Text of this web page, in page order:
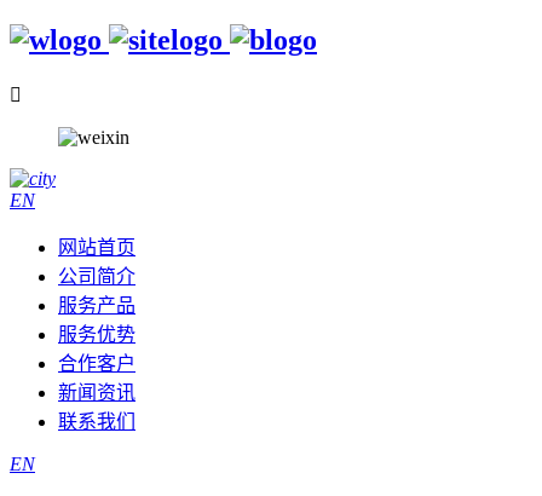

EN
网站首页
公司简介
服务产品
服务优势
合作客户
新闻资讯
联系我们
EN